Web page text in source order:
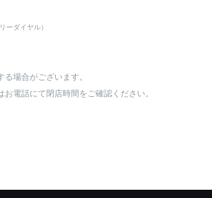
リーダイヤル）
場合がございます。
電話にて閉店時間をご確認ください。